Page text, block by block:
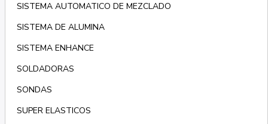
SISTEMA AUTOMATICO DE MEZCLADO
SISTEMA DE ALUMINA
SISTEMA ENHANCE
SOLDADORAS
SONDAS
SUPER ELASTICOS